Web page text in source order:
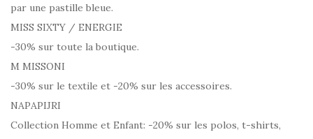
par une pastille bleue.
MISS SIXTY / ENERGIE
-30% sur toute la boutique.
M MISSONI
-30% sur le textile et -20% sur les accessoires.
NAPAPIJRI
Collection Homme et Enfant: -20% sur les polos, t-shirts,